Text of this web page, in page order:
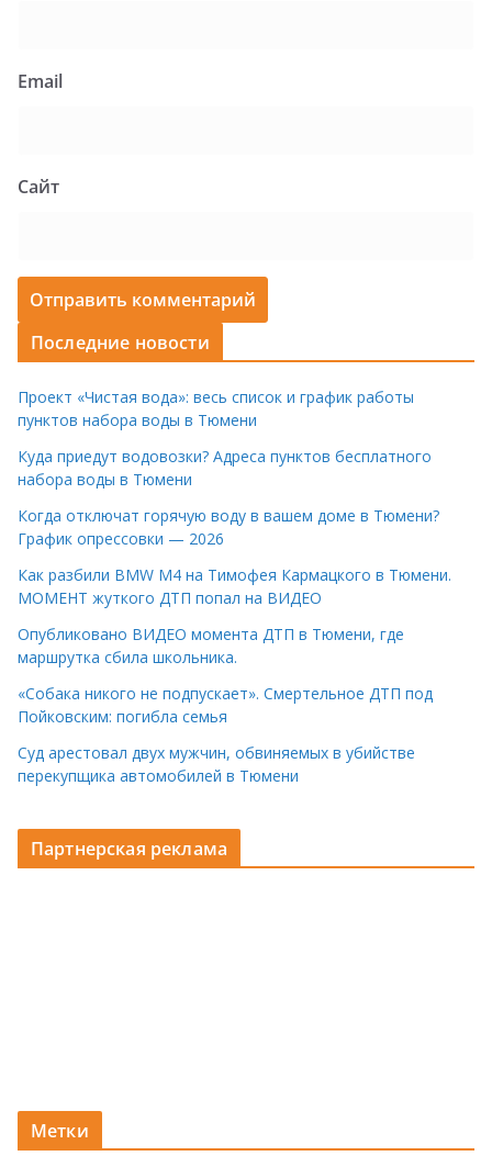
Email
Сайт
Последние новости
Проект «Чистая вода»: весь список и график работы
пунктов набора воды в Тюмени
Куда приедут водовозки? Адреса пунктов бесплатного
набора воды в Тюмени
Когда отключат горячую воду в вашем доме в Тюмени?
График опрессовки — 2026
Как разбили BMW M4 на Тимофея Кармацкого в Тюмени.
МОМЕНТ жуткого ДТП попал на ВИДЕО
Опубликовано ВИДЕО момента ДТП в Тюмени, где
маршрутка сбила школьника.
«Собака никого не подпускает». Смертельное ДТП под
Пойковским: погибла семья
Суд арестовал двух мужчин, обвиняемых в убийстве
перекупщика автомобилей в Тюмени
Партнерская реклама
Метки